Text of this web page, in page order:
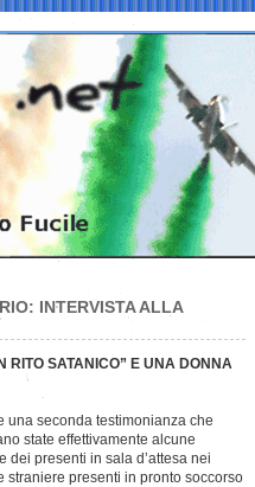
INTERVISTA ALLA
RITO SATANICO” E UNA DONNA
una seconda testimonianza che
state effettivamente alcune
dei presenti in sala d’attesa nei
straniere presenti in pronto soccorso